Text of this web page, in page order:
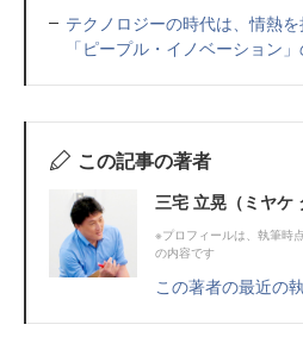
テクノロジーの時代は、情熱
「ピープル・イノベーション
この記事の著者
三宅 立晃（ミヤケ
※プロフィールは、執筆時
の内容です
この著者の最近の